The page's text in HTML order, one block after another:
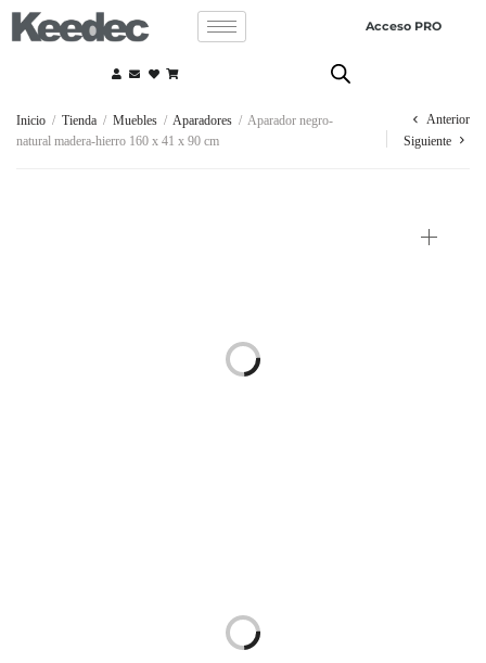
Acceso PRO
Inicio / Tienda / Muebles / Aparadores / Aparador negro-
natural madera-hierro 160 x 41 x 90 cm
Anterior
Siguiente